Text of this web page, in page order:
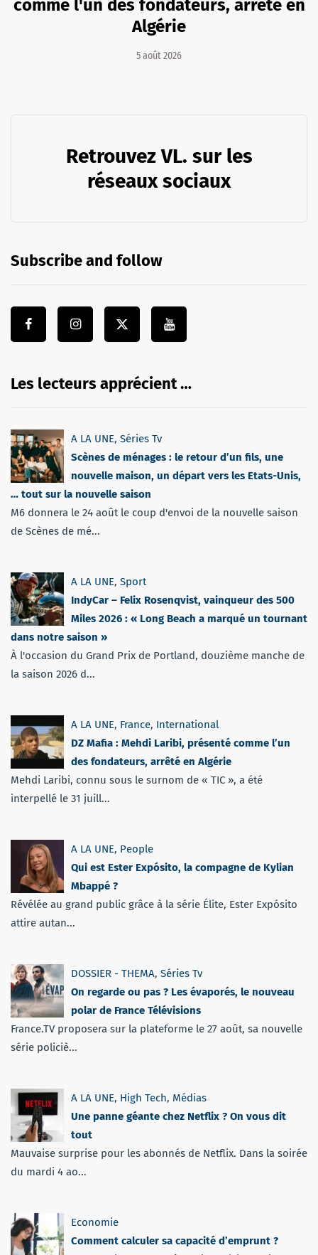
comme l'un des fondateurs, arrêté en
Algérie
5 août 2026
Retrouvez VL. sur les
réseaux sociaux
Subscribe and follow
Les lecteurs apprécient …
A LA UNE, Séries Tv
Scènes de ménages : le retour d’un fils, une
nouvelle maison, un départ vers les Etats-Unis,
… tout sur la nouvelle saison
M6 donnera le 24 août le coup d'envoi de la nouvelle saison
de Scènes de mé...
A LA UNE, Sport
IndyCar – Felix Rosenqvist, vainqueur des 500
Miles 2026 : « Long Beach a marqué un tournant
dans notre saison »
À l'occasion du Grand Prix de Portland, douzième manche de
la saison 2026 d...
A LA UNE, France, International
DZ Mafia : Mehdi Laribi, présenté comme l’un
des fondateurs, arrêté en Algérie
Mehdi Laribi, connu sous le surnom de « TIC », a été
interpellé le 31 juill...
A LA UNE, People
Qui est Ester Expósito, la compagne de Kylian
Mbappé ?
Révélée au grand public grâce à la série Élite, Ester Expósito
attire autan...
DOSSIER - THEMA, Séries Tv
On regarde ou pas ? Les évaporés, le nouveau
polar de France Télévisions
France.TV proposera sur la plateforme le 27 août, sa nouvelle
série policiè...
A LA UNE, High Tech, Médias
Une panne géante chez Netflix ? On vous dit
tout
Mauvaise surprise pour les abonnés de Netflix. Dans la soirée
du mardi 4 ao...
Economie
Comment calculer sa capacité d’emprunt ?